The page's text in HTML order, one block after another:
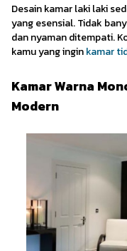
Desain kamar laki laki
yang esensial. Tidak
dan nyaman ditempati.
kamu yang inginkamar
Kamar Warna
Modern